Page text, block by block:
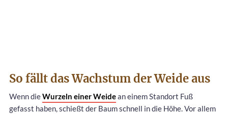
So fällt das Wachstum der Weide aus
Wenn dieWurzeln einer Weidean einem Standort Fuß
gefasst haben, schießt der Baum schnell in die Höhe. Vor allem